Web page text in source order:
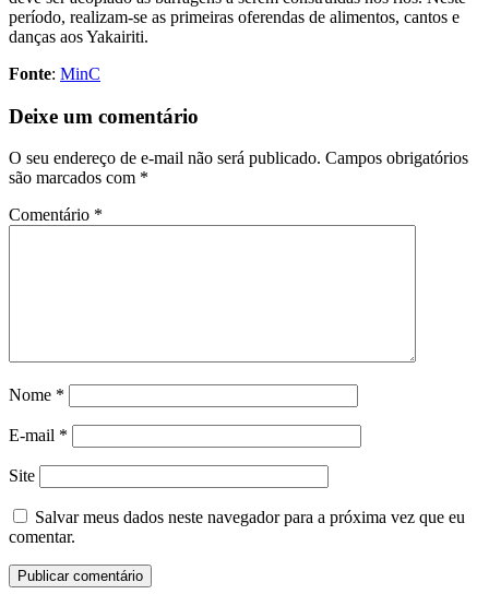
período, realizam-se as primeiras oferendas de alimentos, cantos e
danças aos Yakairiti.
Fonte: MinC
Deixe um comentário
O seu endereço de e-mail não será publicado. Campos obrigatórios
são marcados com *
Comentário *
Nome *
E-mail *
Site
Salvar meus dados neste navegador para a próxima vez que eu
comentar.